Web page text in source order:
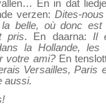
En in dat
verzen: Dites-
belle, où donc
pris. En daarna: Il
la Hollande, les
votre ami?En
Versailles, Paris
aussi.